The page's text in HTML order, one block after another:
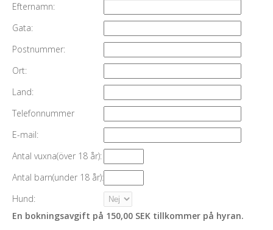
Efternamn:
Gata:
Postnummer:
Ort:
Land:
Telefonnummer
E-mail:
Antal vuxna(över 18 år):
Antal barn(under 18 år):
Hund:
En bokningsavgift på 150,00 SEK tillkommer på hyran.